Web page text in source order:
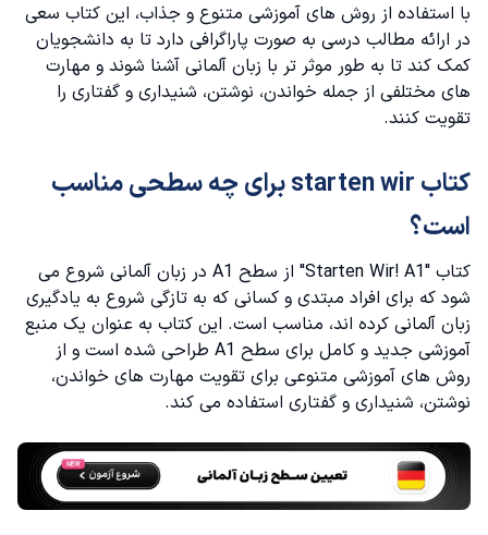
کتاب starten wir b1
مزایا و معایب کتاب starten wir
معایب کتاب starten wir
با استفاده از روش های آموزشی متنوع و جذاب، این کتاب سعی
در ارائه مطالب درسی به صورت پاراگرافی دارد تا به دانشجویان
کمک کند تا به طور موثر تر با زبان آلمانی آشنا شوند و مهارت
های مختلفی از جمله خواندن، نوشتن، شنیداری و گفتاری را
تقویت کنند.
کتاب starten wir برای چه سطحی مناسب
است؟
کتاب "Starten Wir! A1" از سطح A1 در زبان آلمانی شروع می
شود که برای افراد مبتدی و کسانی که به تازگی شروع به یادگیری
زبان آلمانی کرده اند، مناسب است. این کتاب به عنوان یک منبع
آموزشی جدید و کامل برای سطح A1 طراحی شده است و از
روش های آموزشی متنوعی برای تقویت مهارت های خواندن،
نوشتن، شنیداری و گفتاری استفاده می کند.